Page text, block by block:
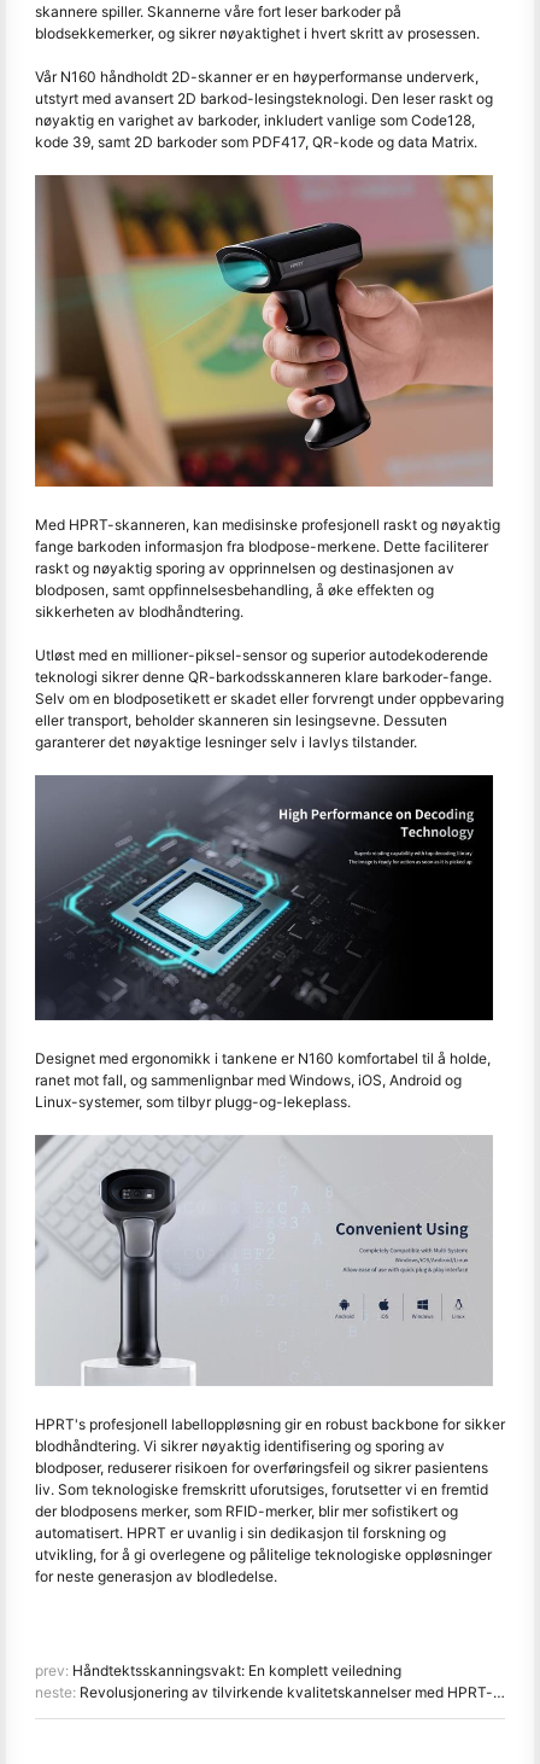
skannere spiller. Skannerne våre fort leser barkoder på
blodsekkemerker, og sikrer nøyaktighet i hvert skritt av prosessen.
Vår N160 håndholdt 2D-skanner er en høyperformanse underverk,
utstyrt med avansert 2D barkod-lesingsteknologi. Den leser raskt og
nøyaktig en varighet av barkoder, inkludert vanlige som Code128,
kode 39, samt 2D barkoder som PDF417, QR-kode og data Matrix.
Med HPRT-skanneren, kan medisinske profesjonell raskt og nøyaktig
fange barkoden informasjon fra blodpose-merkene. Dette faciliterer
raskt og nøyaktig sporing av opprinnelsen og destinasjonen av
blodposen, samt oppfinnelsesbehandling, å øke effekten og
sikkerheten av blodhåndtering.
Utløst med en millioner-piksel-sensor og superior autodekoderende
teknologi sikrer denne QR-barkodsskanneren klare barkoder-fange.
Selv om en blodposetikett er skadet eller forvrengt under oppbevaring
eller transport, beholder skanneren sin lesingsevne. Dessuten
garanterer det nøyaktige lesninger selv i lavlys tilstander.
Designet med ergonomikk i tankene er N160 komfortabel til å holde,
ranet mot fall, og sammenlignbar med Windows, iOS, Android og
Linux-systemer, som tilbyr plugg-og-lekeplass.
HPRT's profesjonell labelloppløsning gir en robust backbone for sikker
blodhåndtering. Vi sikrer nøyaktig identifisering og sporing av
blodposer, reduserer risikoen for overføringsfeil og sikrer pasientens
liv. Som teknologiske fremskritt uforutsiges, forutsetter vi en fremtid
der blodposens merker, som RFID-merker, blir mer sofistikert og
automatisert. HPRT er uvanlig i sin dedikasjon til forskning og
utvikling, for å gi overlegene og pålitelige teknologiske oppløsninger
for neste generasjon av blodledelse.
prev: Håndtektsskanningsvakt: En komplett veiledning
neste: Revolusjonering av tilvirkende kvalitetskannelser med HPRT-håndholdskannere